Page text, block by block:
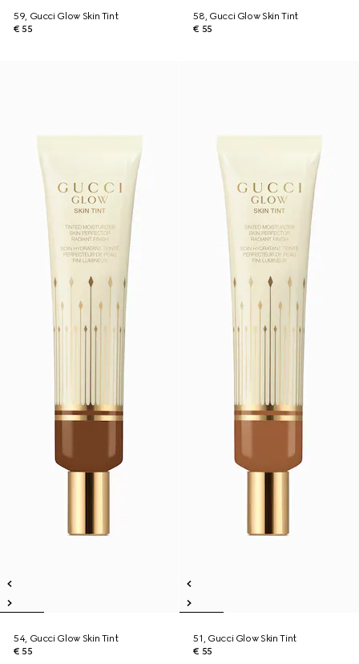
59, Gucci Glow Skin Tint
€ 55
58, Gucci Glow Skin Tint
€ 55
54, Gucci Glow Skin Tint
€ 55
51, Gucci Glow Skin Tint
€ 55